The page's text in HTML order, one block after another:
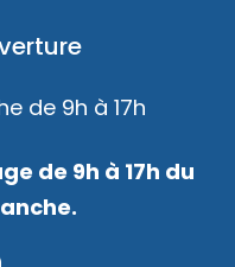
de 9h à 17h
de 9h à 17h du